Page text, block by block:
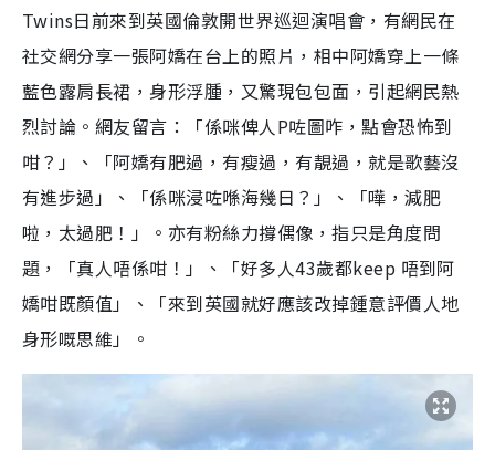
Twins日前來到英國倫敦開世界巡迴演唱會，有網民在
社交網分享一張阿嬌在台上的照片，相中阿嬌穿上一條
藍色露肩長裙，身形浮腫，又驚現包包面，引起網民熱
烈討論。網友留言：「係咪俾人P咗圖咋，點會恐怖到
咁？」、「阿嬌有肥過，有瘦過，有靚過，就是歌藝沒
有進步過」、「係咪浸咗喺海幾日？」、「嘩，減肥
啦，太過肥！」。亦有粉絲力撐偶像，指只是角度問
題，「真人唔係咁！」、「好多人43歲都keep 唔到阿
嬌咁既顏值」、「來到英國就好應該改掉鍾意評價人地
身形嘅思維」。